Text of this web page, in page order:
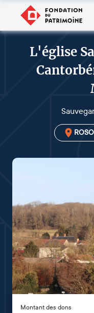
L'église
Montant des dons